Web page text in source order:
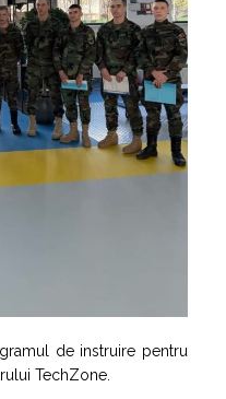
de instruire pentru
TechZone.